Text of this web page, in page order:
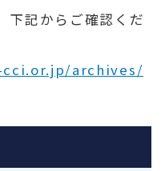
下記からご確認くだ
cci.or.jp/archives/